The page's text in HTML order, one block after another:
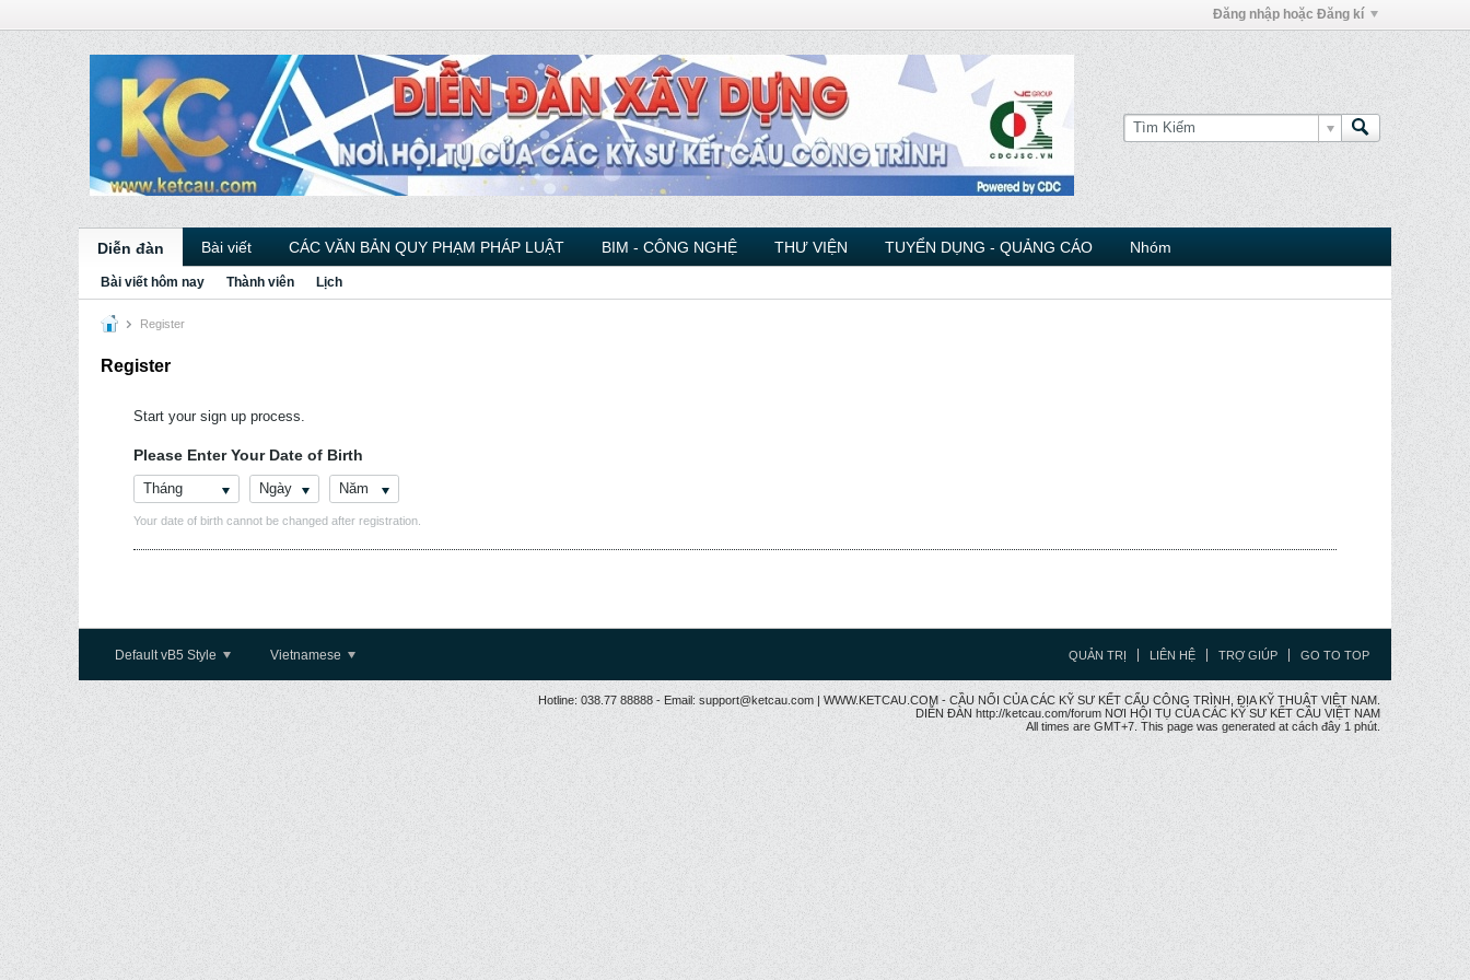
Đăng nhập hoặc Đăng kí
Diễn đàn Bài viết CÁC VĂN BẢN QUY PHẠM PHÁP LUẬT BIM - CÔNG NGHỆ THƯ VIỆN TUYỂN DỤNG - QUẢNG CÁO Nhóm
Bài viết hôm nay Thành viên Lịch
Register
Register
Start your sign up process.
Please Enter Your Date of Birth
Tháng Ngày Năm
Your date of birth cannot be changed after registration.
Default vB5 Style Vietnamese QUẢN TRỊ LIÊN HỆ TRỢ GIÚP GO TO TOP
Hotline: 038.77 88888 - Email: support@ketcau.com | WWW.KETCAU.COM - CẦU NỐI CỦA CÁC KỸ SƯ KẾT CẤU CÔNG TRÌNH, ĐỊA KỸ THUẬT VIỆT NAM.
DIỄN ĐÀN http://ketcau.com/forum NƠI HỘI TỤ CỦA CÁC KỸ SƯ KẾT CÂU VIỆT NAM
All times are GMT+7. This page was generated at cách đây 1 phút.